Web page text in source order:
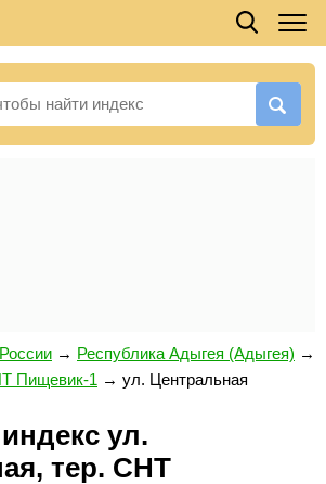
→ Республика Адыгея (Адыгея) →
Пищевик-1 → ул. Центральная
ул.
тер. СНТ